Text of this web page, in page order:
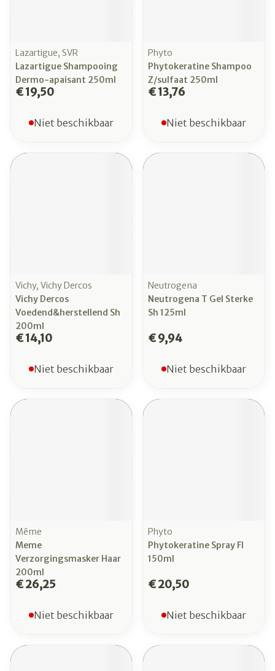
Lazartigue, SVR
Lazartigue Shampooing
Dermo-apaisant 250ml
€ 19,50
Niet beschikbaar
Phyto
Phytokeratine Shampoo
Z/sulfaat 250ml
€ 13,76
Niet beschikbaar
Vichy, Vichy Dercos
Vichy Dercos
Voedend&herstellend Sh
200ml
€ 14,10
Niet beschikbaar
Neutrogena
Neutrogena T Gel Sterke
Sh 125ml
€ 9,94
Niet beschikbaar
Même
Meme
Verzorgingsmasker Haar
200ml
€ 26,25
Niet beschikbaar
Phyto
Phytokeratine Spray Fl
150ml
€ 20,50
Niet beschikbaar